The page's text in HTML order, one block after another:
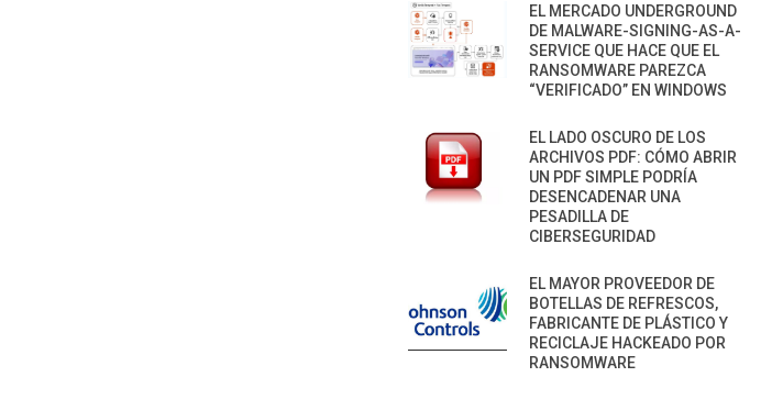
EL MERCADO UNDERGROUND
DE MALWARE-SIGNING-AS-A-
SERVICE QUE HACE QUE EL
RANSOMWARE PAREZCA
“VERIFICADO” EN WINDOWS
EL LADO OSCURO DE LOS
ARCHIVOS PDF: CÓMO ABRIR
UN PDF SIMPLE PODRÍA
DESENCADENAR UNA
PESADILLA DE
CIBERSEGURIDAD
EL MAYOR PROVEEDOR DE
BOTELLAS DE REFRESCOS,
FABRICANTE DE PLÁSTICO Y
RECICLAJE HACKEADO POR
RANSOMWARE